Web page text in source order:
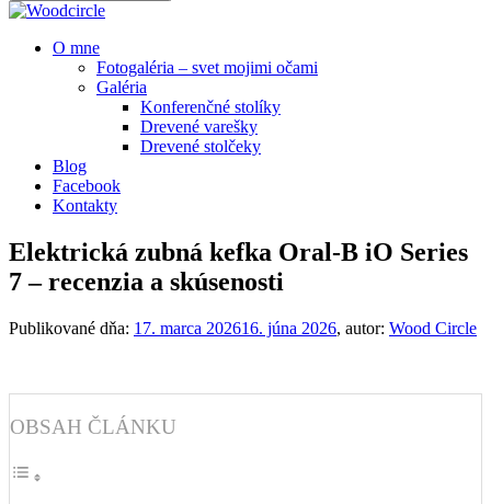
Prejsť
O mne
Fotogaléria – svet mojimi očami
Galéria
Konferenčné stolíky
Drevené varešky
Drevené stolčeky
Blog
Facebook
Kontakty
Elektrická zubná kefka Oral-B iO Series
7 – recenzia a skúsenosti
Publikované dňa: 17. marca 202616. júna 2026, autor: Wood Circle
OBSAH ČLÁNKU